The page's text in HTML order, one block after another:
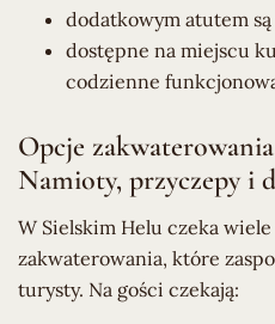
dodatkowym atutem
dostępne na miejscu
codzienne
Opcje
Namioty, przyczepy i
W Sielskim Helu czeka
zakwaterowania, które
turysty. Na gości czekają: